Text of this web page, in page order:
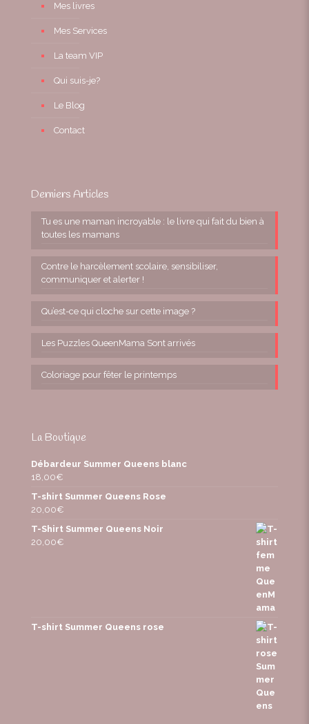
Mes livres
Mes Services
La team VIP
Qui suis-je?
Le Blog
Contact
Derniers Articles
Tu es une maman incroyable : le livre qui fait du bien à
toutes les mamans
Contre le harcèlement scolaire, sensibiliser,
communiquer et alerter !
Qu’est-ce qui cloche sur cette image ?
Les Puzzles QueenMama Sont arrivés
Coloriage pour fêter le printemps
La Boutique
Débardeur Summer Queens blanc
18,00€
T-shirt Summer Queens Rose
20,00€
T-Shirt Summer Queens Noir
20,00€
T-shirt Summer Queens rose